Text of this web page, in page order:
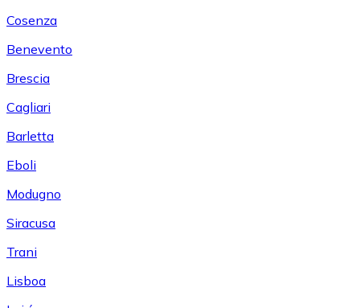
Cosenza
Benevento
Brescia
Cagliari
Barletta
Eboli
Modugno
Siracusa
Trani
Lisboa